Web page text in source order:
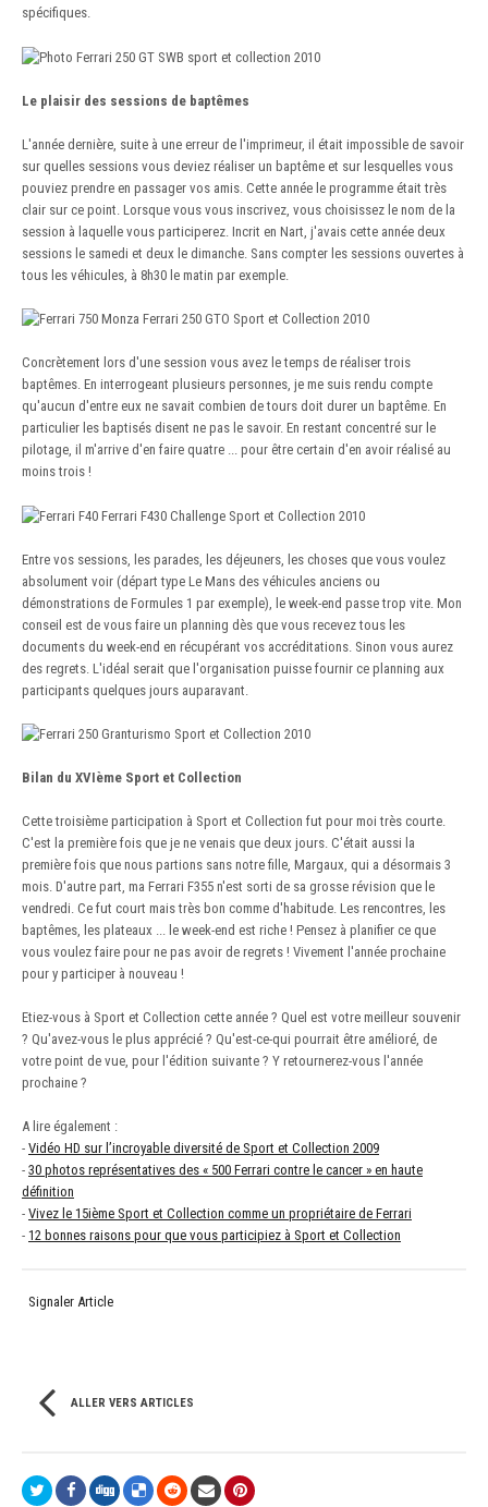
spécifiques.
Le plaisir des sessions de baptêmes
L'année dernière, suite à une erreur de l'imprimeur, il était impossible de savoir
sur quelles sessions vous deviez réaliser un baptême et sur lesquelles vous
pouviez prendre en passager vos amis. Cette année le programme était très
clair sur ce point. Lorsque vous vous inscrivez, vous choisissez le nom de la
session à laquelle vous participerez. Incrit en Nart, j'avais cette année deux
sessions le samedi et deux le dimanche. Sans compter les sessions ouvertes à
tous les véhicules, à 8h30 le matin par exemple.
Concrètement lors d'une session vous avez le temps de réaliser trois
baptêmes. En interrogeant plusieurs personnes, je me suis rendu compte
qu'aucun d'entre eux ne savait combien de tours doit durer un baptême. En
particulier les baptisés disent ne pas le savoir. En restant concentré sur le
pilotage, il m'arrive d'en faire quatre ... pour être certain d'en avoir réalisé au
moins trois !
Entre vos sessions, les parades, les déjeuners, les choses que vous voulez
absolument voir (départ type Le Mans des véhicules anciens ou
démonstrations de Formules 1 par exemple), le week-end passe trop vite. Mon
conseil est de vous faire un planning dès que vous recevez tous les
documents du week-end en récupérant vos accréditations. Sinon vous aurez
des regrets. L'idéal serait que l'organisation puisse fournir ce planning aux
participants quelques jours auparavant.
Bilan du XVIème Sport et Collection
Cette troisième participation à Sport et Collection fut pour moi très courte.
C'est la première fois que je ne venais que deux jours. C'était aussi la
première fois que nous partions sans notre fille, Margaux, qui a désormais 3
mois. D'autre part, ma Ferrari F355 n'est sorti de sa grosse révision que le
vendredi. Ce fut court mais très bon comme d'habitude. Les rencontres, les
baptêmes, les plateaux ... le week-end est riche ! Pensez à planifier ce que
vous voulez faire pour ne pas avoir de regrets ! Vivement l'année prochaine
pour y participer à nouveau !
Etiez-vous à Sport et Collection cette année ? Quel est votre meilleur souvenir
? Qu'avez-vous le plus apprécié ? Qu'est-ce-qui pourrait être amélioré, de
votre point de vue, pour l'édition suivante ? Y retournerez-vous l'année
prochaine ?
A lire également :
- Vidéo HD sur l’incroyable diversité de Sport et Collection 2009
- 30 photos représentatives des « 500 Ferrari contre le cancer » en haute
définition
- Vivez le 15ième Sport et Collection comme un propriétaire de Ferrari
- 12 bonnes raisons pour que vous participiez à Sport et Collection
Signaler Article
ALLER VERS ARTICLES